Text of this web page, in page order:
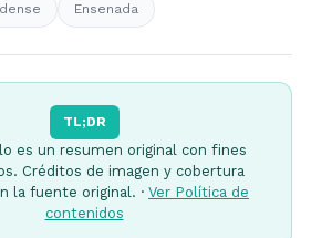
Ensenada
TL;DR
es un resumen original con fines
Créditos de imagen y cobertura
la fuente original. · Ver Política de
contenidos